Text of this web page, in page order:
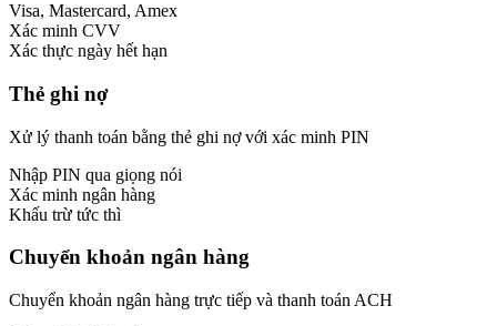
Visa, Mastercard, Amex
Xác minh CVV
Xác thực ngày hết hạn
Thẻ ghi nợ
Xử lý thanh toán bằng thẻ ghi nợ với xác minh PIN
Nhập PIN qua giọng nói
Xác minh ngân hàng
Khấu trừ tức thì
Chuyển khoản ngân hàng
Chuyển khoản ngân hàng trực tiếp và thanh toán ACH